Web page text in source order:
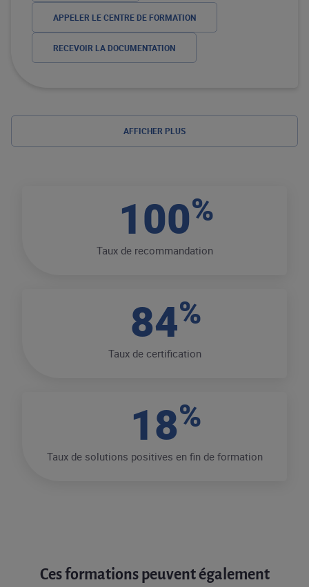
APPELER LE CENTRE DE FORMATION
RECEVOIR LA DOCUMENTATION
AFFICHER PLUS
100%
Taux de recommandation
84%
Taux de certification
18%
Taux de solutions positives en fin de formation
Ces formations peuvent également